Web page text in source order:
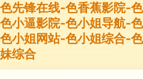
色先锋在线-色香蕉影院-
色小逼影院-色小姐导航-
色小姐网站-色小姐综合-
妹综合